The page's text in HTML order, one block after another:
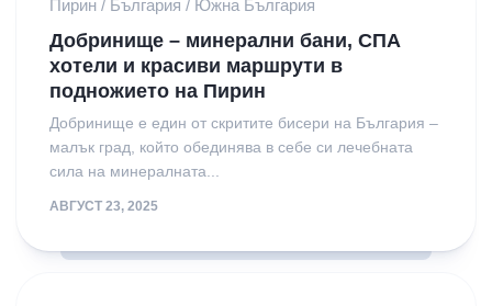
Пирин / България / Южна България
Добринище – минерални бани, СПА
хотели и красиви маршрути в
подножието на Пирин
Добринище е един от скритите бисери на България –
малък град, който обединява в себе си лечебната
сила на минералната...
АВГУСТ 23, 2025